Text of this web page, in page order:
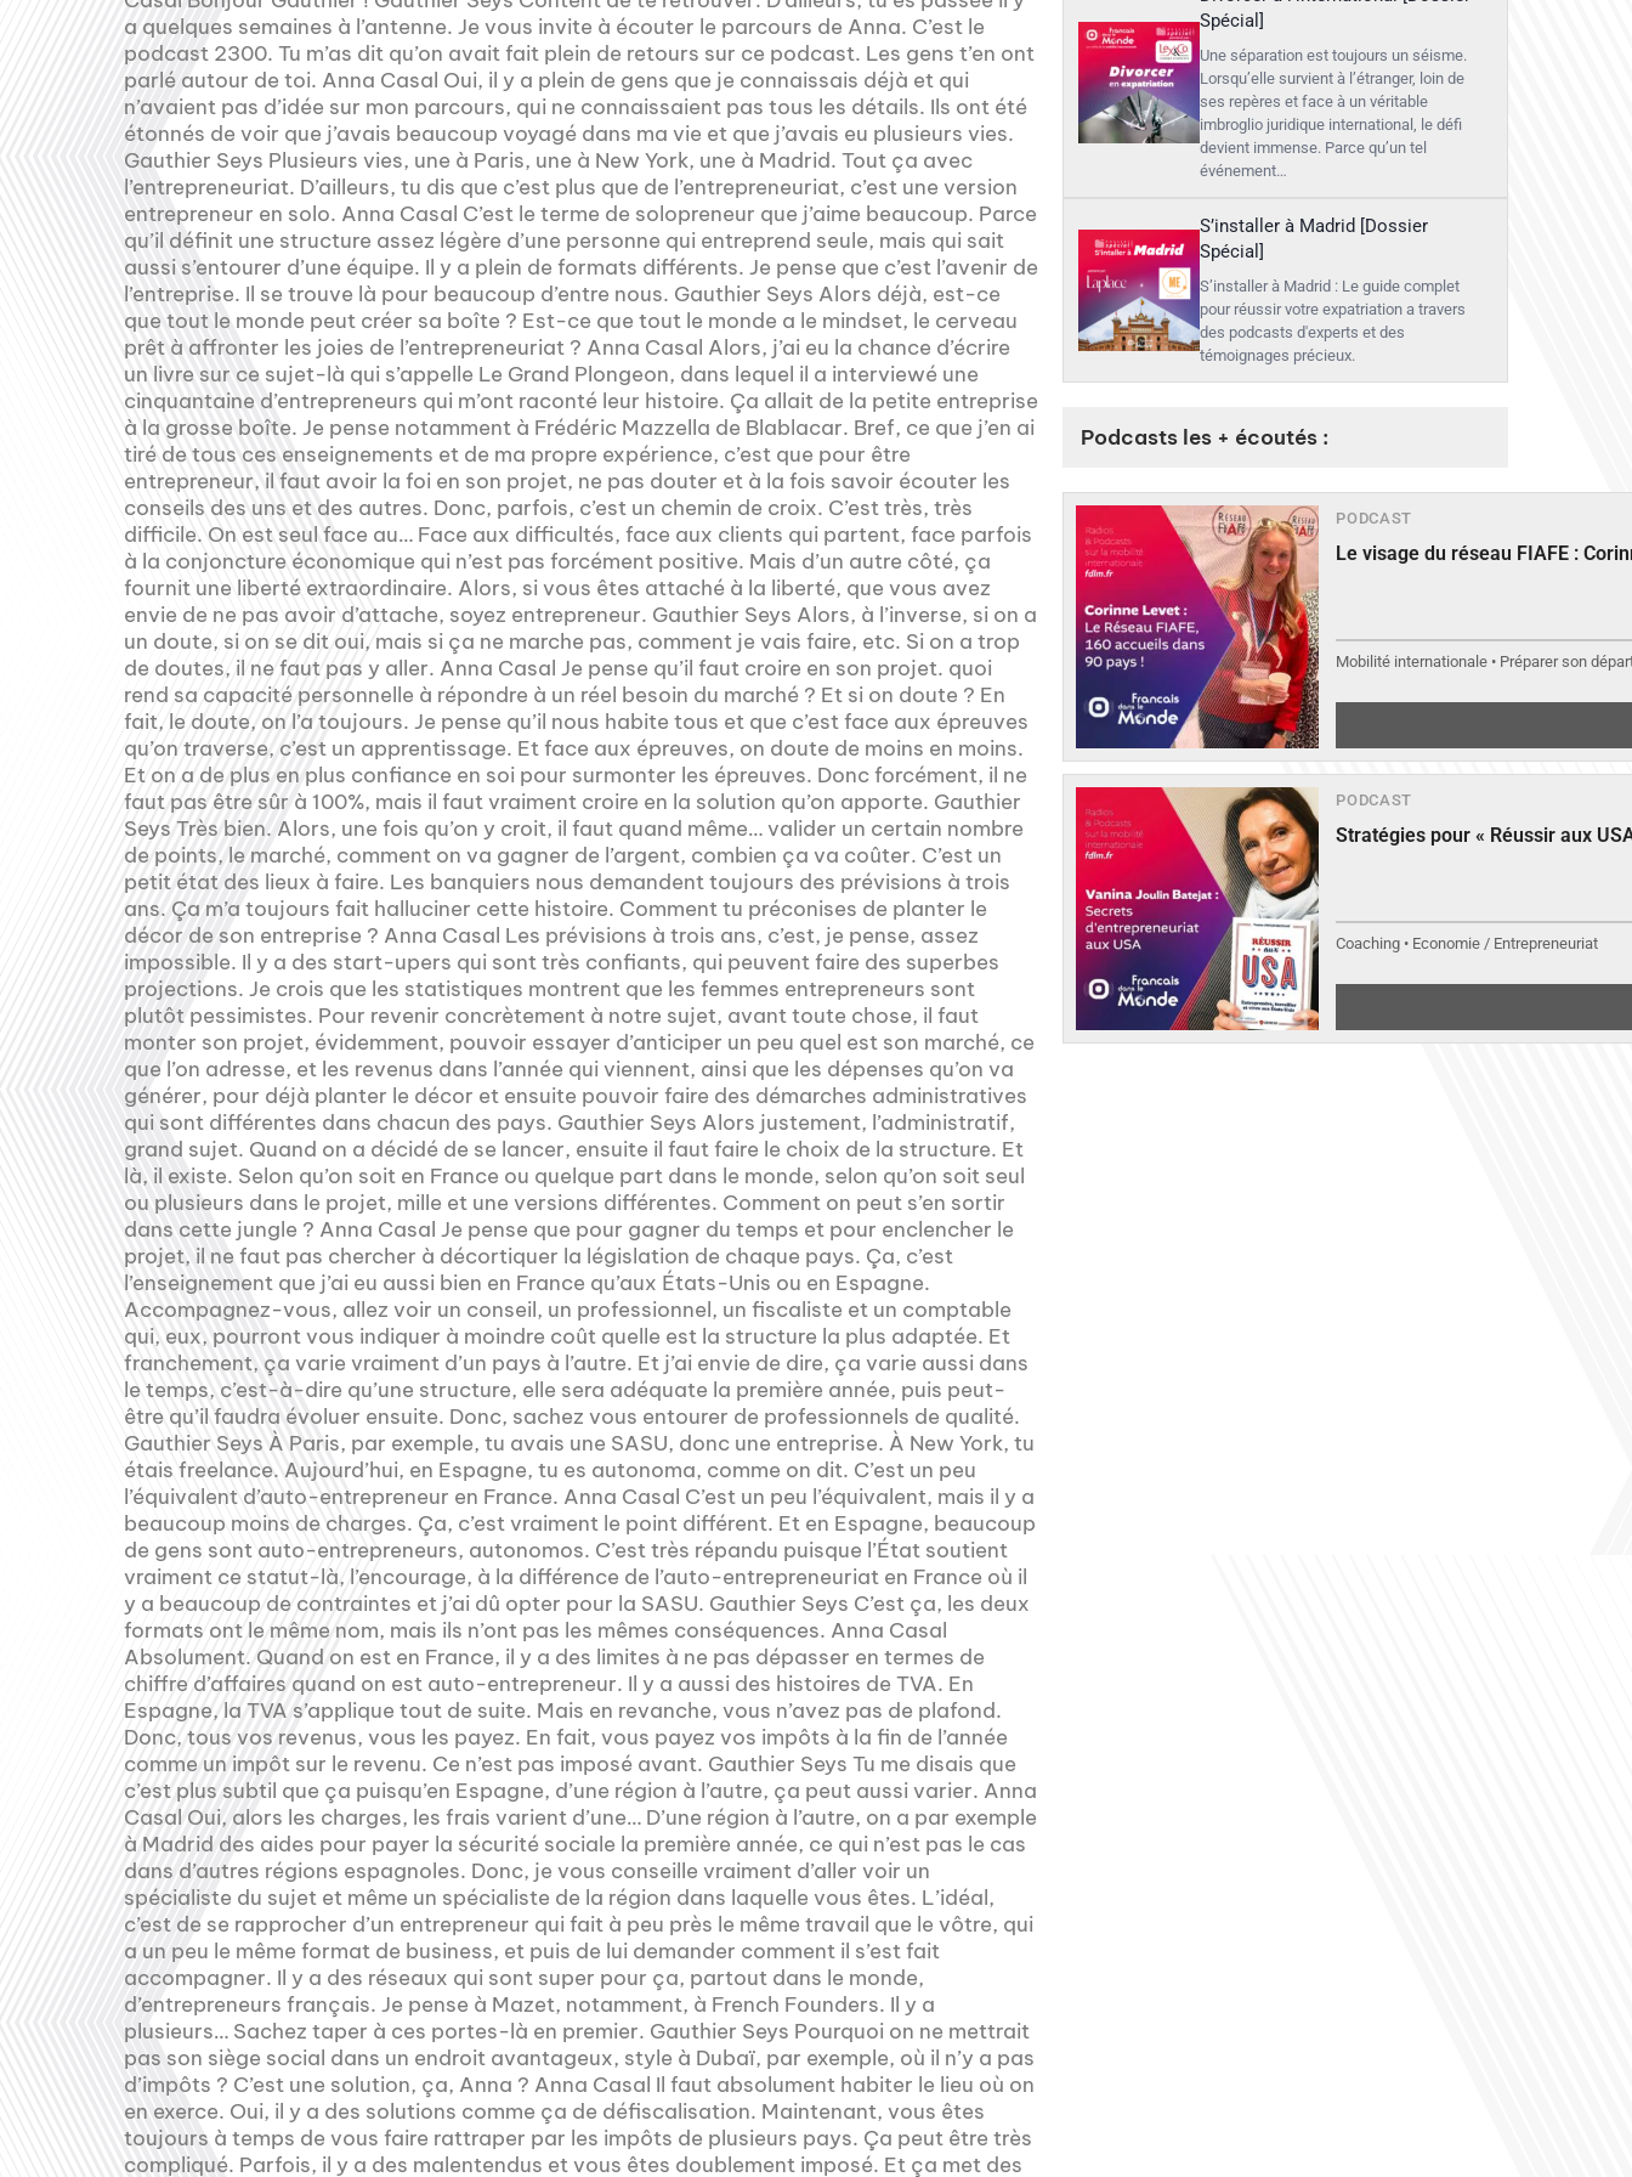
Spécial]
Une séparation est toujours un séisme.
Lorsqu’elle survient à l’étranger, loin de
ses repères et face à un véritable
imbroglio juridique international, le défi
devient immense. Parce qu’un tel
événement…
S’installer à Madrid [Dossier
Spécial]
S’installer à Madrid : Le guide complet
pour réussir votre expatriation a travers
des podcasts d'experts et des
témoignages précieux.
Podcasts les + écoutés :
PODCAST
Le visage du réseau FIAFE :
Mobilité internationale • Préparer son
PODCAST
Stratégies pour « Réussir aux
Coaching • Economie / Entrepreneuriat